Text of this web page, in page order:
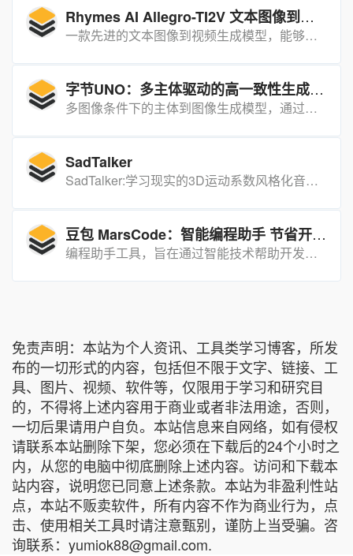
Rhymes AI Allegro-TI2V 文本图像到视频生成模型
一款先进的文本图像到视频生成模型，能够根据简单的文本输入和图像生成高质量的视频内容。
字节UNO：多主体驱动的高一致性生成模型
多图像条件下的主体到图像生成模型，通过渐进式跨模态对齐和通用旋转位置嵌入，实现了高一致性和可控性的多主体生成。
SadTalker
SadTalker:学习现实的3D运动系数风格化音频驱动的单图像说话的脸动画。
豆包 MarsCode：智能编程助手 节省开发时间
编程助手工具，旨在通过智能技术帮助开发者提升编程效率、优化代码质量并解决开发过程中的各种问题。
免责声明：本站为个人资讯、工具类学习博客，所发
布的一切形式的内容，包括但不限于文字、链接、工
具、图片、视频、软件等，仅限用于学习和研究目
的，不得将上述内容用于商业或者非法用途，否则，
一切后果请用户自负。本站信息来自网络，如有侵权
请联系本站删除下架，您必须在下载后的24个小时之
内，从您的电脑中彻底删除上述内容。访问和下载本
站内容，说明您已同意上述条款。本站为非盈利性站
点，本站不贩卖软件，所有内容不作为商业行为，点
击、使用相关工具时请注意甄别，谨防上当受骗。咨
询联系：yumiok88@gmail.com.